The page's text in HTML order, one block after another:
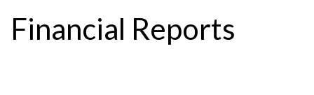
Financial Reports